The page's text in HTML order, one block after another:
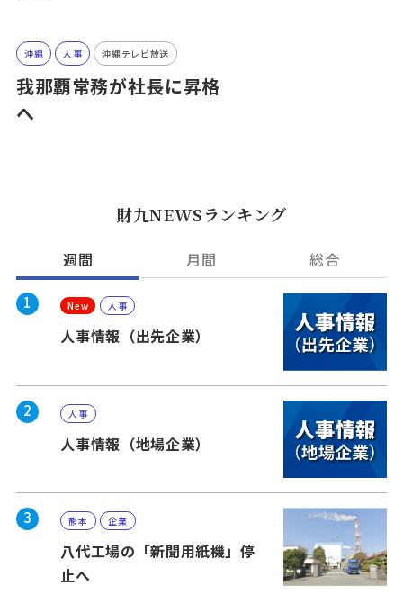
沖縄 人事 沖縄テレビ放送
我那覇常務が社長に昇格
へ
財九NEWSランキング
週間 月間 総合
1 New 人事
人事情報（出先企業）
2 人事
人事情報（地場企業）
3 熊本 企業
八代工場の「新聞用紙機」停
止へ